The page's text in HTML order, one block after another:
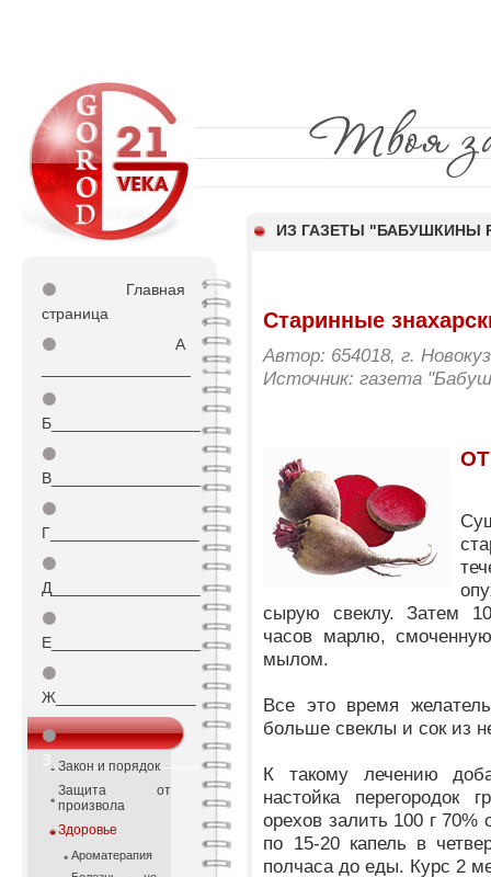
ИЗ ГАЗЕТЫ "БАБУШКИНЫ
⚫
Главная
страница
⚫
А
⚫
Б_________________
⚫
В_________________
⚫
Г_________________
⚫
Д_________________
⚫
Е_________________
⚫
Ж________________
⚫
З_________________
Закон и порядок
Защита от
произвола
Здоровье
Ароматерапия
Старинные
Автор: 654018, г.
Источник: газета
сырую свеклу. Затем
часов марлю,
мылом.
Все это время
больше свеклы и сок из
К такому лечению
настойка перегородок
орехов залить 100 г 70%
по 15-20 капель в
полчаса до еды. Курс 2